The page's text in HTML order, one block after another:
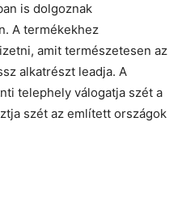
is dolgoznak
A termékekhez
amit természetesen az
alkatrészt leadja. A
telephely válogatja szét a
szét az említett országok